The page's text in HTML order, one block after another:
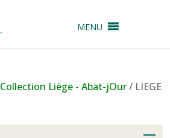
MENU
Collection Liège - Abat-jOur/ LIEGE